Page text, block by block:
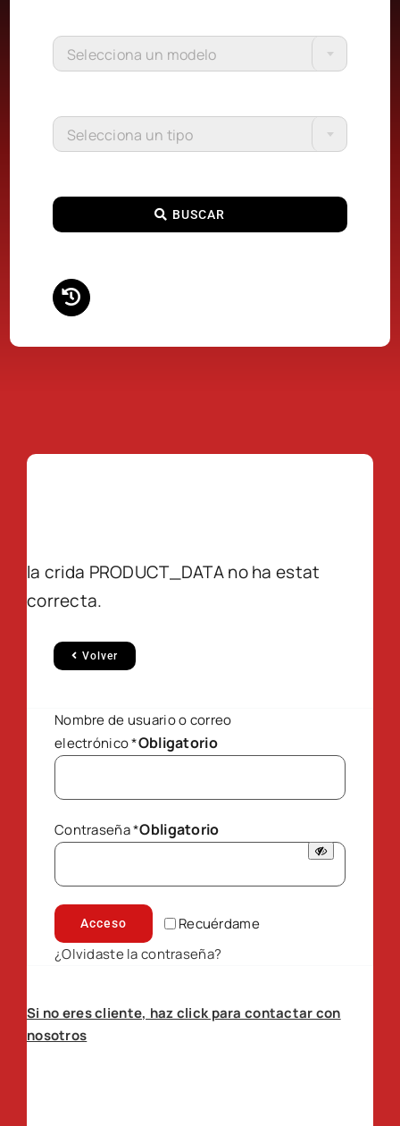
Selecciona un modelo
Selecciona un tipo
BUSCAR
la crida PRODUCT_DATA no ha estat
correcta.
Volver
Nombre de usuario o correo
electrónico*Obligatorio
Contraseña*Obligatorio
Recuérdame
Acceso
¿Olvidaste la contraseña?
Si no eres cliente, haz click para contactar con
nosotros